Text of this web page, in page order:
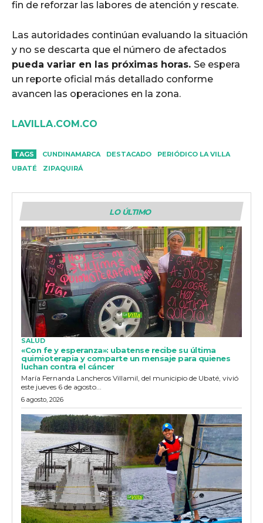
fin de reforzar las labores de atención y rescate.
Las autoridades continúan evaluando la situación
y no se descarta que el número de afectados
pueda variar en las próximas horas. Se espera
un reporte oficial más detallado conforme
avancen las operaciones en la zona.
LAVILLA.COM.CO
TAGS CUNDINAMARCA DESTACADO
PERIÓDICO LA VILLA
UBATÉ
ZIPAQUIRÁ
LO ÚLTIMO
SALUD
«Con fe y esperanza»: ubatense recibe su última
quimioterapia y comparte un mensaje para quienes
luchan contra el cáncer
María Fernanda Lancheros Villamil, del municipio de Ubaté, vivió
este jueves 6 de agosto...
6 agosto, 2026